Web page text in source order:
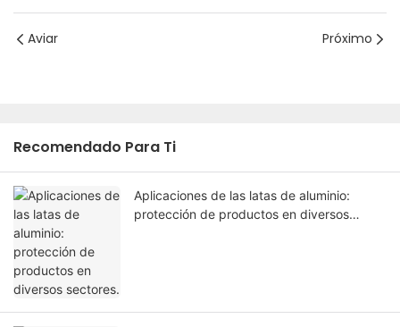
Aviar Próximo
Recomendado Para Ti
Aplicaciones de las latas de aluminio:
protección de productos en diversos